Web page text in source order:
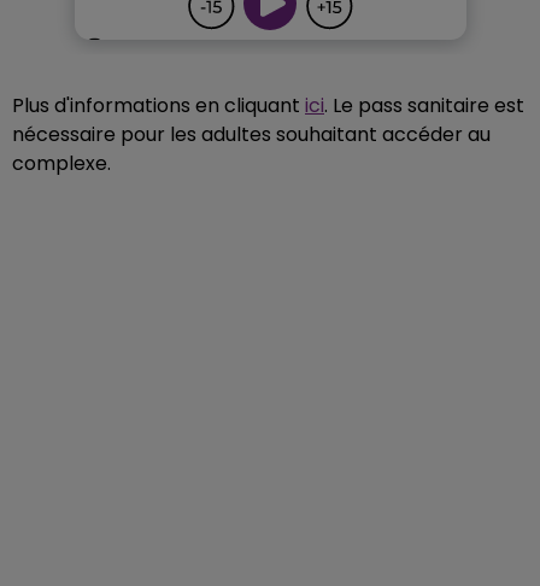
Plus d'informations en cliquant ici. Le pass sanitaire est
nécessaire pour les adultes souhaitant accéder au
complexe.